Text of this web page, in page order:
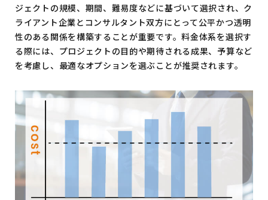
ジェクトの規模、期間、難易度などに基づいて選択され、ク
ライアント企業とコンサルタント双方にとって公平かつ透明
性のある関係を構築することが重要です。料金体系を選択す
る際には、プロジェクトの目的や期待される成果、予算など
を考慮し、最適なオプションを選ぶことが推奨されます。